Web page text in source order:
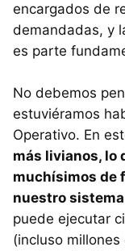
encargados de
demandadas, y
es parte
No debemos
estuviéramos
Operativo. En
más livianos, lo
muchísimos de
nuestro
puede ejecutar
(incluso